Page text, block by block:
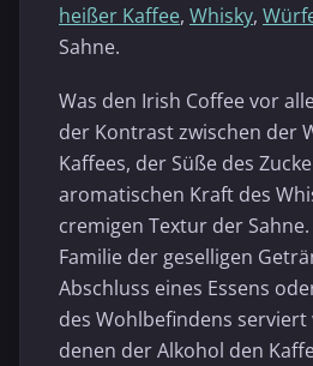
heißer Kaffee, Whisky,
Sahne.
Was den Irish Coffee vor
der Kontrast zwischen der
Kaffees, der Süße des
aromatischen Kraft des
cremigen Textur der
Familie der geselligen
Abschluss eines Essens
des Wohlbefindens serviert
denen der Alkohol den